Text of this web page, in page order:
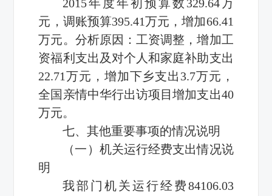
2015年度年初预算数329.64万
元，调账预算395.41万元，增加66.41
万元。分析原因：工资调整，增加工
资福利支出及对个人和家庭补助支出
22.71万元，增加下乡支出3.7万元，
全国亲情中华行出访项目增加支出40
万元。
七、其他重要事项的情况说明
（一）机关运行经费支出情况说
明
我部门机关运行经费84106.03